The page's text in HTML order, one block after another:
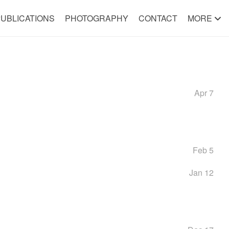
PHOTOGRAPHY CONTACT MORE
Apr 7
Feb 5
Jan 12